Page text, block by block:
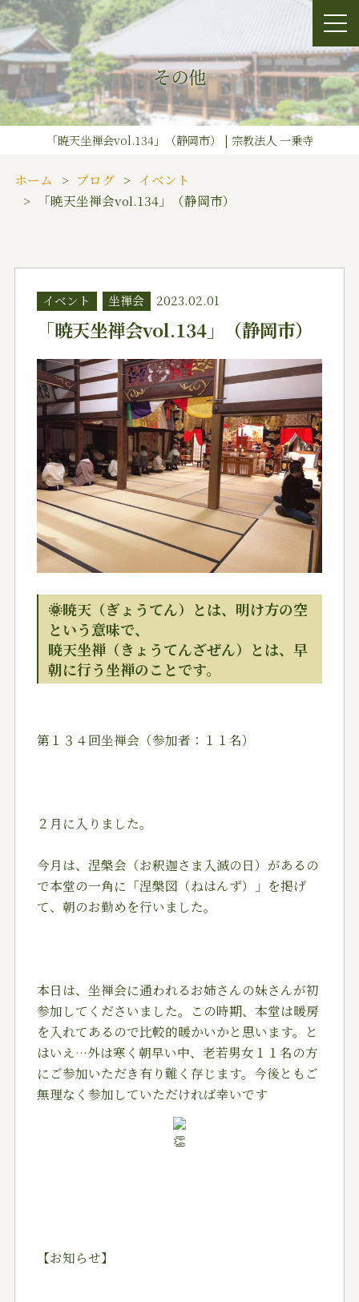
その他
「暁天坐禅会vol.134」（静岡市） | 宗教法人 一乗寺
ホーム ブログ
イベント
「暁天坐禅会vol.134」（静岡市）
イベント 坐禅会 2023.02.01
「暁天坐禅会vol.134」（静岡市）
🌞暁天（ぎょうてん）とは、明け方の空
という意味で、
暁天坐禅（きょうてんざぜん）とは、早
朝に行う坐禅のことです。
第１３４回坐禅会（参加者：１１名）
２月に入りました。
今月は、涅槃会（お釈迦さま入滅の日）があるの
で本堂の一角に「涅槃図（ねはんず）」を掲げ
て、朝のお勤めを行いました。
本日は、坐禅会に通われるお姉さんの妹さんが初
参加してくださいました。この時期、本堂は暖房
を入れてあるので比較的暖かいかと思います。と
はいえ…外は寒く朝早い中、老若男女１１名の方
にご参加いただき有り難く存じます。今後ともご
無理なく参加していただければ幸いです
【お知らせ】